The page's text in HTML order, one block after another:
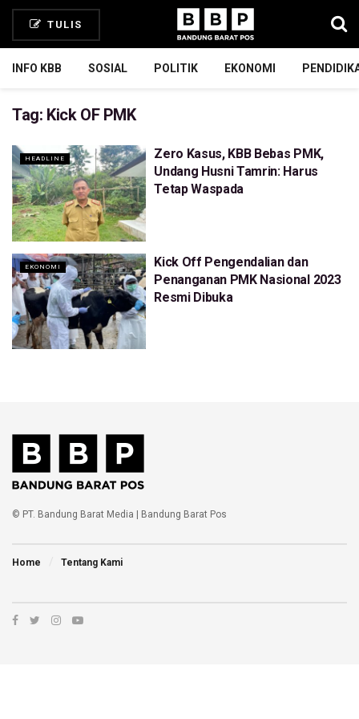
TULIS
INFO KBB SOSIAL POLITIK EKONOMI
Tag: Kick OF PMK
HEADLINE
Zero Kasus, KBB Bebas PMK,
Undang Husni Tamrin: Harus
Tetap Waspada
EKONOMI
Kick Off Pengendalian dan
Penanganan PMK Nasional 2023
Resmi Dibuka
© PT. Bandung Barat Media | Bandung Barat Pos
Home Tentang Kami